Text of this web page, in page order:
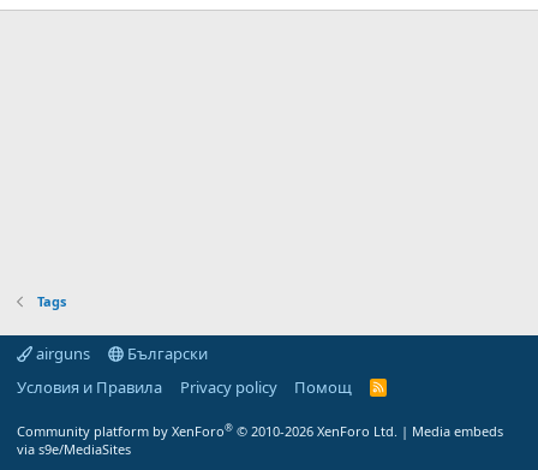
Tags
airguns
Български
Условия и Правила
Privacy policy Помощ
R
Community platform by XenForo® © 2010-2026 XenForo Ltd. | Media embeds
via s9e/MediaSites